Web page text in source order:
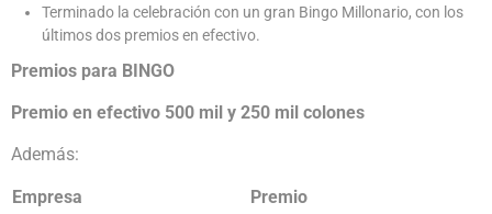
Terminado la celebración con un gran Bingo Millonario, con los
últimos dos premios en efectivo.
Premios para BINGO
Premio en efectivo 500 mil y 250 mil colones
Además:
Empresa
Premio